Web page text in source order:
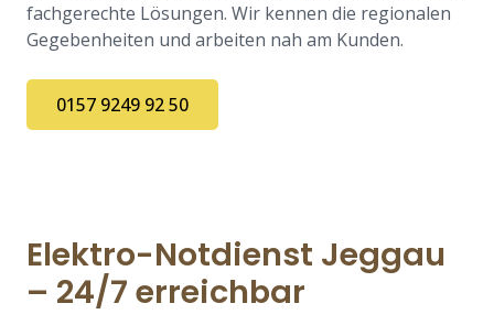
fachgerechte Lösungen. Wir kennen die regionalen
Gegebenheiten und arbeiten nah am Kunden.
0157 9249 92 50
Elektro-Notdienst Jeggau
– 24/7 erreichbar